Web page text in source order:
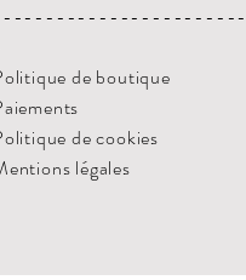
de boutique
de cookies
légales